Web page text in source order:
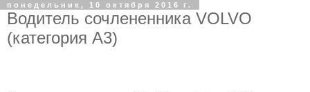
понедельник, 10 октября 2016 г.
Водитель сочлененника VOLVO
(категория А3)